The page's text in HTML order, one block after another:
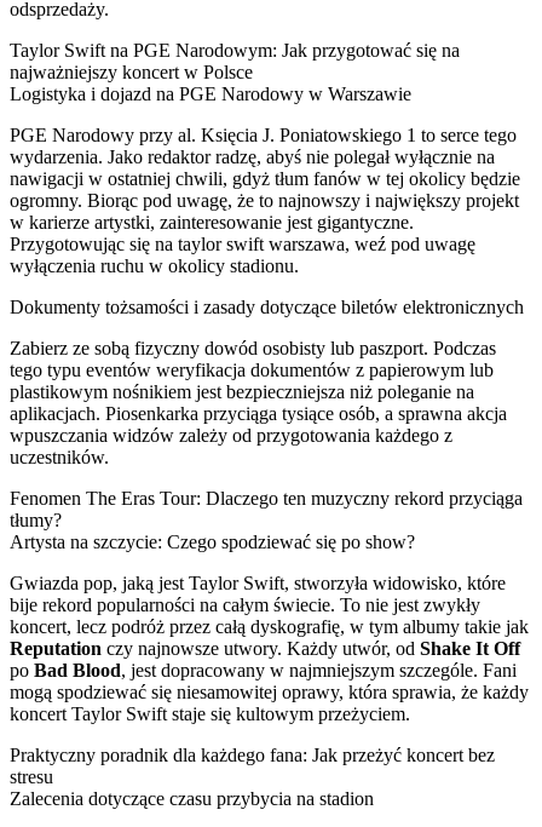
odsprzedaży.
Taylor Swift na PGE Narodowym: Jak przygotować się na
najważniejszy koncert w Polsce
Logistyka i dojazd na PGE Narodowy w Warszawie
PGE Narodowy przy al. Księcia J. Poniatowskiego 1 to serce tego
wydarzenia. Jako redaktor radzę, abyś nie polegał wyłącznie na
nawigacji w ostatniej chwili, gdyż tłum fanów w tej okolicy będzie
ogromny. Biorąc pod uwagę, że to najnowszy i największy projekt
w karierze artystki, zainteresowanie jest gigantyczne.
Przygotowując się na taylor swift warszawa, weź pod uwagę
wyłączenia ruchu w okolicy stadionu.
Dokumenty tożsamości i zasady dotyczące biletów elektronicznych
Zabierz ze sobą fizyczny dowód osobisty lub paszport. Podczas
tego typu eventów weryfikacja dokumentów z papierowym lub
plastikowym nośnikiem jest bezpieczniejsza niż poleganie na
aplikacjach. Piosenkarka przyciąga tysiące osób, a sprawna akcja
wpuszczania widzów zależy od przygotowania każdego z
uczestników.
Fenomen The Eras Tour: Dlaczego ten muzyczny rekord przyciąga
tłumy?
Artysta na szczycie: Czego spodziewać się po show?
Gwiazda pop, jaką jest Taylor Swift, stworzyła widowisko, które
bije rekord popularności na całym świecie. To nie jest zwykły
koncert, lecz podróż przez całą dyskografię, w tym albumy takie jak
Reputation czy najnowsze utwory. Każdy utwór, od Shake It Off
po Bad Blood, jest dopracowany w najmniejszym szczególe. Fani
mogą spodziewać się niesamowitej oprawy, która sprawia, że każdy
koncert Taylor Swift staje się kultowym przeżyciem.
Praktyczny poradnik dla każdego fana: Jak przeżyć koncert bez
stresu
Zalecenia dotyczące czasu przybycia na stadion